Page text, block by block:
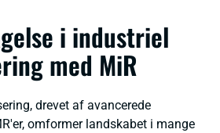
i industriel
med MiR
drevet af avancerede
omformer landskabet i mange